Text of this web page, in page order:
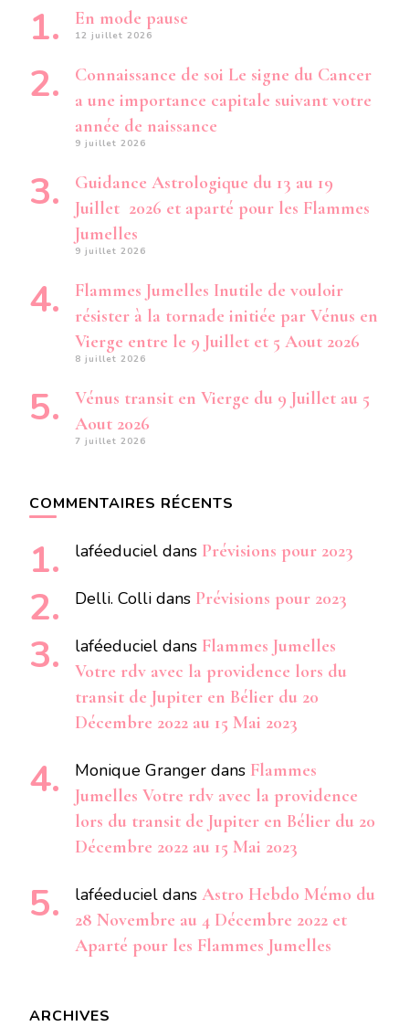
En mode pause
12 juillet 2026
Connaissance de soi Le signe du Cancer
a une importance capitale suivant votre
année de naissance
9 juillet 2026
Guidance Astrologique du 13 au 19
Juillet 2026 et aparté pour les Flammes
Jumelles
9 juillet 2026
Flammes Jumelles Inutile de vouloir
résister à la tornade initiée par Vénus en
Vierge entre le 9 Juillet et 5 Aout 2026
8 juillet 2026
Vénus transit en Vierge du 9 Juillet au 5
Aout 2026
7 juillet 2026
COMMENTAIRES RÉCENTS
laféeduciel dans Prévisions pour 2023
Delli. Colli dans Prévisions pour 2023
laféeduciel dans Flammes Jumelles
Votre rdv avec la providence lors du
transit de Jupiter en Bélier du 20
Décembre 2022 au 15 Mai 2023
Monique Granger dans Flammes
Jumelles Votre rdv avec la providence
lors du transit de Jupiter en Bélier du 20
Décembre 2022 au 15 Mai 2023
laféeduciel dans Astro Hebdo Mémo du
28 Novembre au 4 Décembre 2022 et
Aparté pour les Flammes Jumelles
ARCHIVES